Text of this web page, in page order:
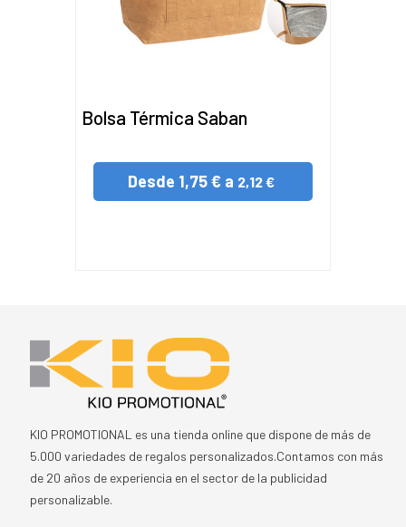
Bolsa Térmica Saban
Desde 1,75 € a 2,12 €
KIO PROMOTIONAL es una tienda online que dispone de más de
5.000 variedades de regalos personalizados.Contamos con más
de 20 años de experiencia en el sector de la publicidad
personalizable.